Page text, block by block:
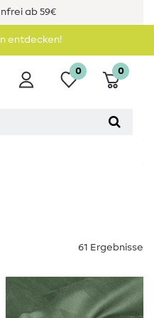
ab 59€
entdecken!
0 0
61 Ergebnisse